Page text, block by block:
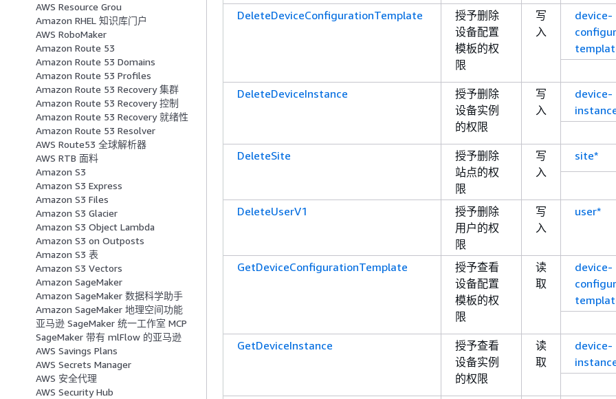
AWS Resource Grou
Amazon RHEL 知识库门户
AWS RoboMaker
Amazon Route 53
Amazon Route 53 Domains
Amazon Route 53 Profiles
Amazon Route 53 Recovery 集群
Amazon Route 53 Recovery 控制
Amazon Route 53 Recovery 就绪性
Amazon Route 53 Resolver
AWS Route53 全球解析器
AWS RTB 面料
Amazon S3
Amazon S3 Express
Amazon S3 Files
Amazon S3 Glacier
Amazon S3 Object Lambda
Amazon S3 on Outposts
Amazon S3 表
Amazon S3 Vectors
Amazon SageMaker
Amazon SageMaker 数据科学助手
Amazon SageMaker 地理空间功能
亚马逊 SageMaker 统一工作室 MCP
SageMaker 带有 mlFlow 的亚马逊
AWS Savings Plans
AWS Secrets Manager
AWS 安全代理
AWS Security Hub
DeleteDeviceConfigurationTemplate
授予删除
设备配置
模板的权
限
写
入
device-
DeleteDeviceInstance
授予删除
设备实例
的权限
写
入
device-
DeleteSite
授予删除
站点的权
限
写
入
site*
DeleteUserV1
授予删除
用户的权
限
写
入
user*
GetDeviceConfigurationTemplate
授予查看
设备配置
模板的权
限
读
取
device-
GetDeviceInstance
授予查看
设备实例
的权限
读
取
device-